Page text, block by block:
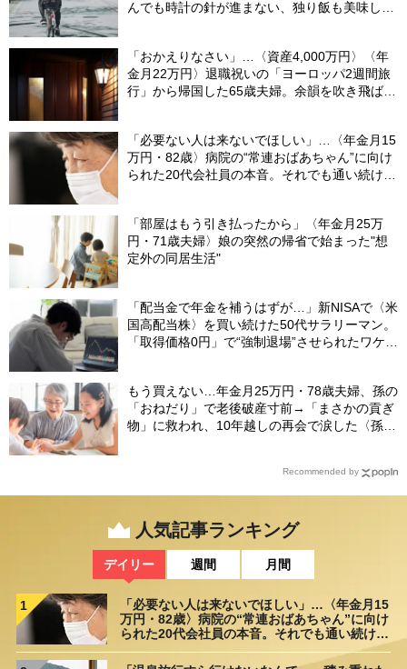
んでも時計の針が進まない、独り飯も美味しく
「おかえりなさい」…〈資産4,000万円〉〈年
金月22万円〉退職祝いの「ヨーロッパ2週間旅
行」から帰国した65歳夫婦。余韻を吹き飛ばし
「必要ない人は来ないでほしい」…〈年金月15
万円・82歳〉病院の“常連おばあちゃん”に向け
られた20代会社員の本音。それでも通い続ける
「部屋はもう引き払ったから」〈年金月25万
円・71歳夫婦〉娘の突然の帰省で始まった"想
定外の同居生活"
「配当金で年金を補うはずが…」新NISAで〈米
国高配当株〉を買い続けた50代サラリーマン。
「取得価格0円」で“強制退場”させられたワケ
もう買えない…年金月25万円・78歳夫婦、孫の
「おねだり」で老後破産寸前→「まさかの貢ぎ
物」に救われ、10年越しの再会で涙した〈孫の
Recommended by
人気記事ランキング
デイリー 週間 月間
1
「必要ない人は来ないでほしい」…〈年金月15
万円・82歳〉病院の“常連おばあちゃん”に向け
られた20代会社員の本音。それでも通い続ける
理由